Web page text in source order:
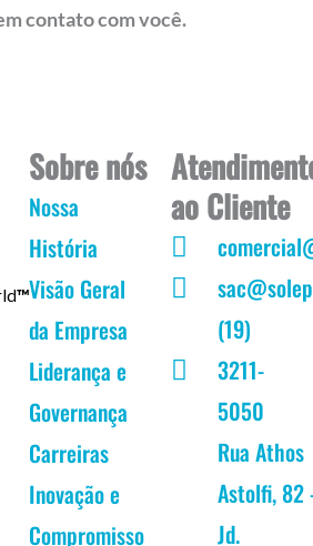
contato com você.
™
Sobre nós
Nossa
História
Visão Geral
da Empresa
Liderança e
Governança
Carreiras
Inovação e
Compromisso
ao Cliente
(19)
3211-
5050
Rua Athos
Astolfi, 82
Jd.